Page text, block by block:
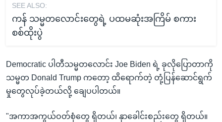
SEE ALSO:
ကန် သမ္မတလောင်းတွေရဲ့ ပထမဆုံးအကြိမ် စကား
စစ်ထိုးပွဲ
Democratic ပါတီသမ္မတလောင်း Joe Biden ရဲ့ ခုလိုပြောတာကို
သမ္မတ Donald Trump ကတော့ ထိရောက်တဲ့ တုံ့ပြန်ဆောင်ရွက်
မှုတွေလုပ်ခဲ့တယ်လို့ ချေပပါတယ်။
"အကာအကွယ်ဝတ်စုံတွေ ရှိတယ်၊ နှာခေါင်းစည်းတွေ ရှိတယ်။